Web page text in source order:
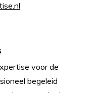
voor de
begeleid